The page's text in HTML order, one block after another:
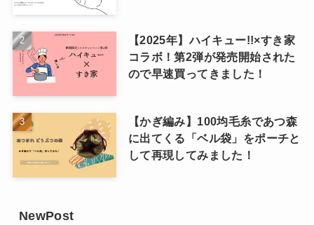
【2025年】ハイキュー!!×すき家
コラボ！第2弾が発売開始された
ので早速買ってきました！
【かぎ編み】100均毛糸であつ森
に出てくる「ベル袋」をポーチと
して再現してみました！
NewPost